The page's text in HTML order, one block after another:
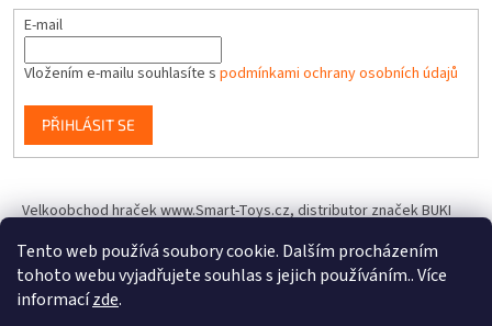
Tento web používá soubory cookie. Dalším procházením
tohoto webu vyjadřujete souhlas s jejich používáním.. Více
informacízde.
E-mail
Vložením e-mailu souhlasíte s podmínkami ochrany osobních údajů
PŘIHLÁSIT SE
Velkoobchod hraček www.Smart-Toys.cz, distributor značek BUKI